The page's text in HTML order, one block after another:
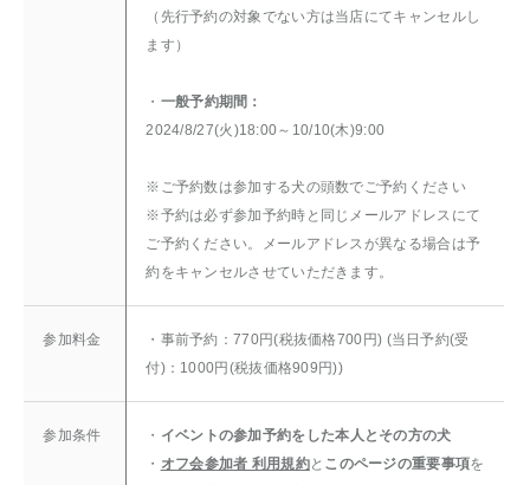
（先行予約の対象でない方は当店にてキャンセルし
ます）
・ 一般予約期間：
2024/8/27(火)18:00～10/10(木)9:00
※ご予約数は参加する犬の頭数でご予約ください
※予約は必ず参加予約時と同じメールアドレスにて
ご予約ください。メールアドレスが異なる場合は予
約をキャンセルさせていただきます。
参加料金
・事前予約：770円(税抜価格700円) (当日予約(受
付)：1000円(税抜価格909円))
参加条件 ・ イベントの参加予約をした本人とその方の犬
・ オフ会参加者 利用規約と このページの重要事項を